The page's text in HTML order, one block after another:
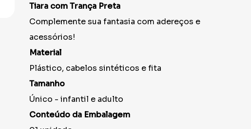
Tiara com Trança Preta
Complemente sua fantasia com adereços e
acessórios!
Material
Plástico, cabelos sintéticos e fita
Tamanho
Único - infantil e adulto
Conteúdo da Embalagem